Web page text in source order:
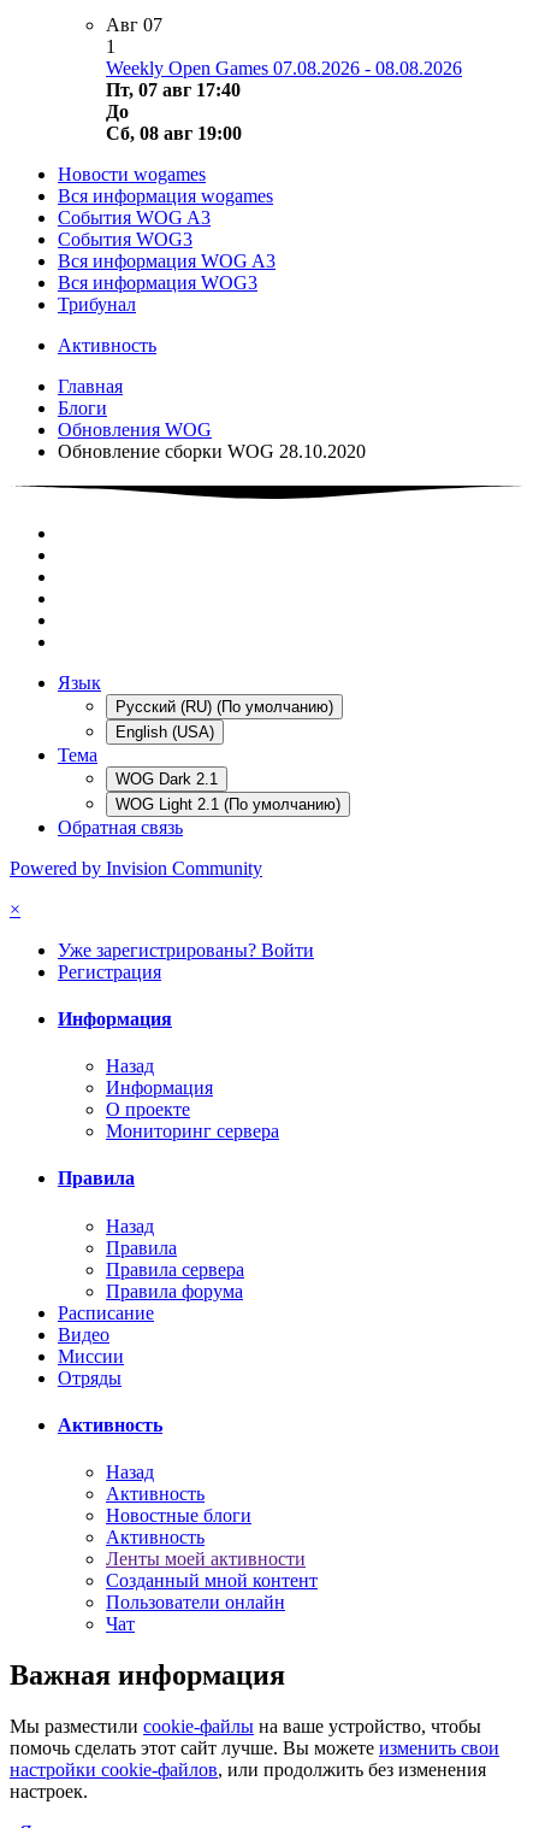
Авг 07
1
Weekly Open Games 07.08.2026 - 08.08.2026
Пт, 07 авг 17:40
До
Сб, 08 авг 19:00
Новости wogames
Вся информация wogames
События WOG A3
События WOG3
Вся информация WOG A3
Вся информация WOG3
Трибунал
Активность
Главная
Блоги
Обновления WOG
Обновление сборки WOG 28.10.2020
Язык
Русский (RU) (По умолчанию)
English (USA)
Тема
WOG Dark 2.1
WOG Light 2.1 (По умолчанию)
Обратная связь
Powered by Invision Community
×
Уже зарегистрированы? Войти
Регистрация
Информация
Назад
Информация
О проекте
Мониторинг сервера
Правила
Назад
Правила
Правила сервера
Правила форума
Расписание
Видео
Миссии
Отряды
Активность
Назад
Активность
Новостные блоги
Активность
Ленты моей активности
Созданный мной контент
Пользователи онлайн
Чат
Важная информация
Мы разместили cookie-файлы на ваше устройство, чтобы
помочь сделать этот сайт лучше. Вы можете изменить свои
настройки cookie-файлов, или продолжить без изменения
настроек.